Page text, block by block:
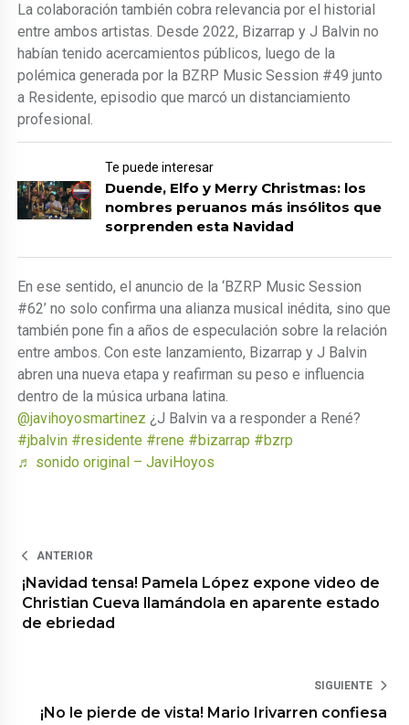
La colaboración también cobra relevancia por el historial
entre ambos artistas. Desde 2022, Bizarrap y J Balvin no
habían tenido acercamientos públicos, luego de la
polémica generada por la BZRP Music Session #49 junto
a Residente, episodio que marcó un distanciamiento
profesional.
Te puede interesar
Duende, Elfo y Merry Christmas: los
nombres peruanos más insólitos que
sorprenden esta Navidad
En ese sentido, el anuncio de la ‘BZRP Music Session
#62’ no solo confirma una alianza musical inédita, sino que
también pone fin a años de especulación sobre la relación
entre ambos. Con este lanzamiento, Bizarrap y J Balvin
abren una nueva etapa y reafirman su peso e influencia
dentro de la música urbana latina.
@javihoyosmartinez ¿J Balvin va a responder a René?
#jbalvin #residente #rene #bizarrap #bzrp
♬ sonido original – JaviHoyos
ANTERIOR
¡Navidad tensa! Pamela López expone video de
Christian Cueva llamándola en aparente estado
de ebriedad
SIGUIENTE
¡No le pierde de vista! Mario Irivarren confiesa